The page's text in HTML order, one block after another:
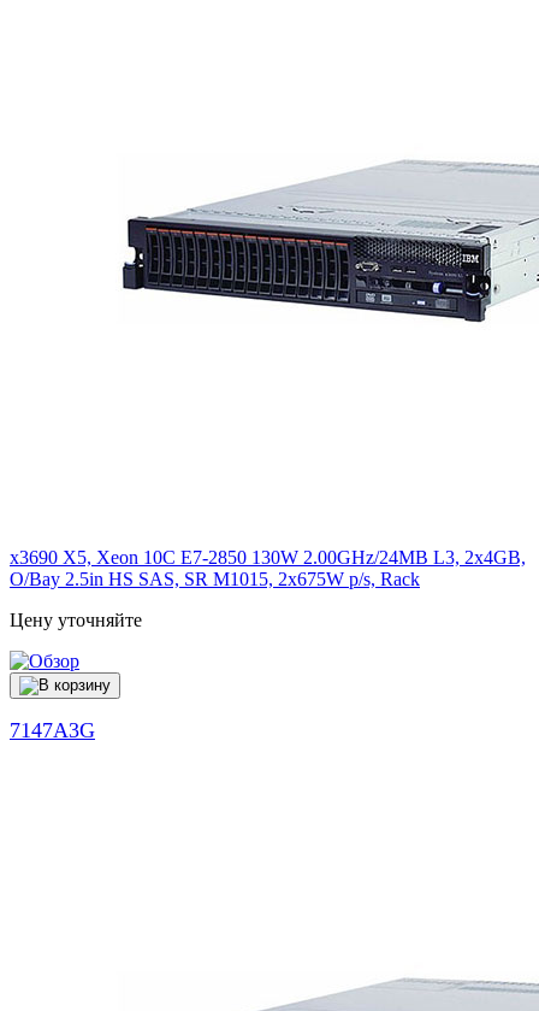
x3690 X5, Xeon 10C E7-2850 130W 2.00GHz/24MB L3, 2x4GB,
O/Bay 2.5in HS SAS, SR M1015, 2x675W p/s, Rack
Цену уточняйте
7147A3G